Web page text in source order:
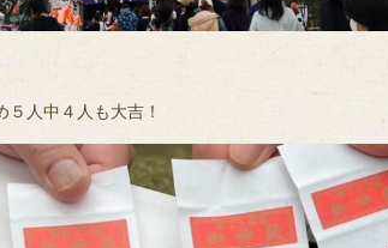
人中４人も大吉！